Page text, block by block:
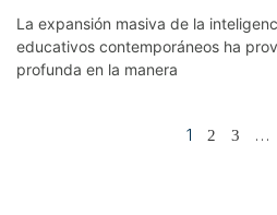
La expansión masiva de la
educativos contemporáneos ha
profunda en la manera
1 2 3 …